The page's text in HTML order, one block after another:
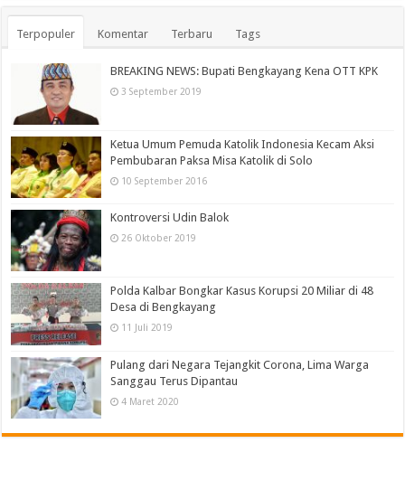
Terpopuler Komentar Terbaru Tags
BREAKING NEWS: Bupati Bengkayang Kena OTT KPK
3 September 2019
Ketua Umum Pemuda Katolik Indonesia Kecam Aksi
Pembubaran Paksa Misa Katolik di Solo
10 September 2016
Kontroversi Udin Balok
26 Oktober 2019
Polda Kalbar Bongkar Kasus Korupsi 20 Miliar di 48
Desa di Bengkayang
11 Juli 2019
Pulang dari Negara Tejangkit Corona, Lima Warga
Sanggau Terus Dipantau
4 Maret 2020